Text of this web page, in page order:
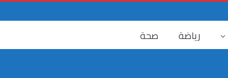
رياضة صحة